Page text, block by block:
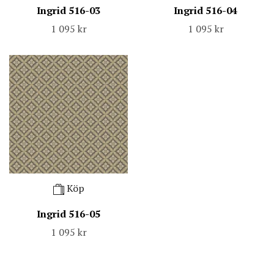
Ingrid 516-03
1 095 kr
Ingrid 516-04
1 095 kr
Köp
Ingrid 516-05
1 095 kr